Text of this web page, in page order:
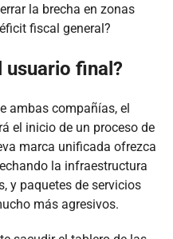
la brecha en zonas
fiscal general?
usuario final?
ambas compañías, el
el inicio de un proceso de
marca unificada ofrezca
la infraestructura
y paquetes de servicios
más agresivos.